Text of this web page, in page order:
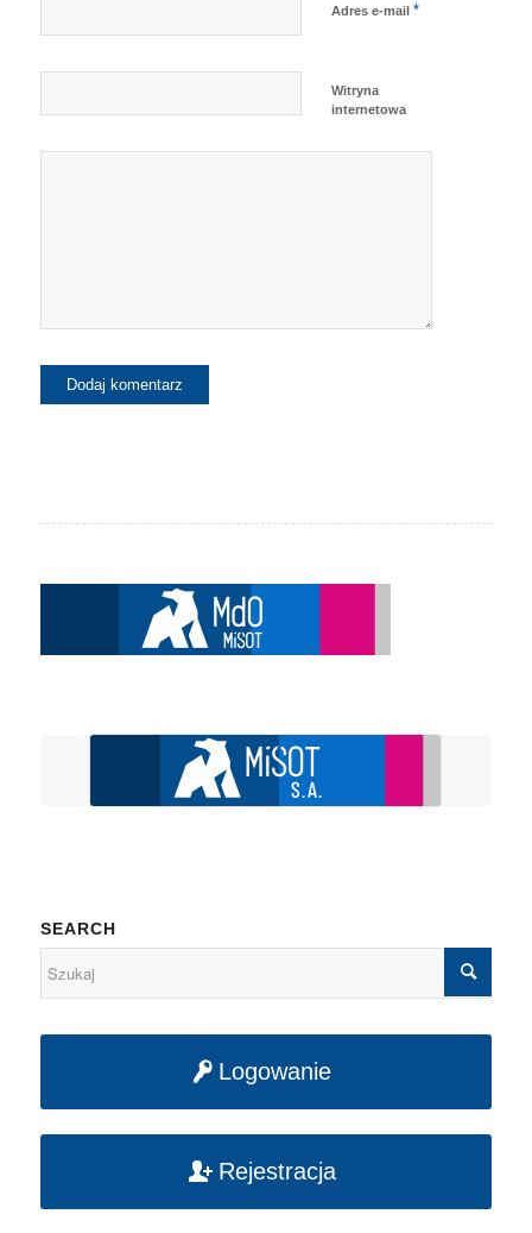
Adres e-mail *
Witryna
internetowa
SEARCH
Logowanie
Rejestracja